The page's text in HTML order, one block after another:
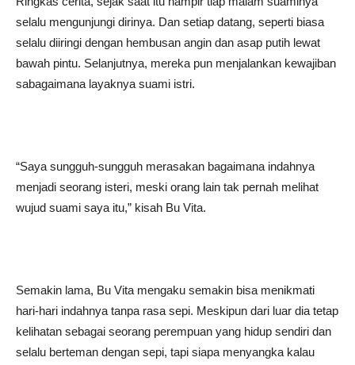
selalu mengunjungi dirinya. Dan setiap datang, seperti biasa
selalu diiringi dengan hembusan angin dan asap putih lewat
bawah pintu. Selanjutnya, mereka pun menjalankan kewajiban
sabagaimana layaknya suami istri.
“Saya sungguh-sungguh merasakan bagaimana indahnya
menjadi seorang isteri, meski orang lain tak pernah melihat
wujud suami saya itu,” kisah Bu Vita.
Semakin lama, Bu Vita mengaku semakin bisa menikmati
hari-hari indahnya tanpa rasa sepi. Meskipun dari luar dia tetap
kelihatan sebagai seorang perempuan yang hidup sendiri dan
selalu berteman dengan sepi, tapi siapa menyangka kalau